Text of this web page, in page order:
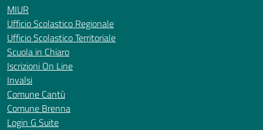
MIUR
Ufficio Scolastico Regionale
Ufficio Scolastico Territoriale
Scuola in Chiaro
Iscrizioni On Line
Invalsi
Comune Cantù
Comune Brenna
Login G Suite